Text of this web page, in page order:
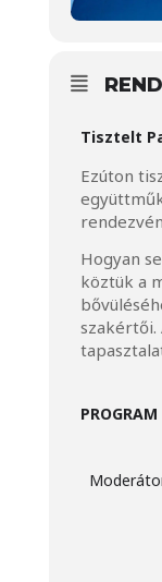
Tisztelt
Ezúton
Hogyan
köztük a
PROGRAM